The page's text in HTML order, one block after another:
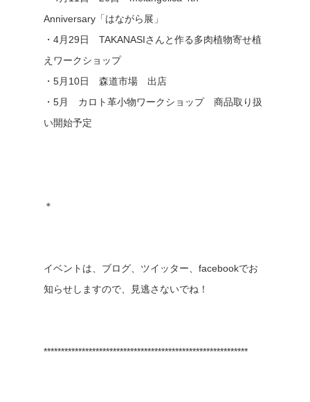
Anniversary「はながら展」
・4月29日 TAKANASIさんと作る多肉植物寄せ植
えワークショップ
・5月10日 森道市場 出店
・5月 カロト革小物ワークショップ 商品取り扱
い開始予定
＊
イベントは、ブログ、ツイッター、facebookでお
知らせしますので、見逃さないでね！
***********************************************************